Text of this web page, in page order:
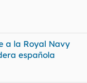
a la Royal Navy
española